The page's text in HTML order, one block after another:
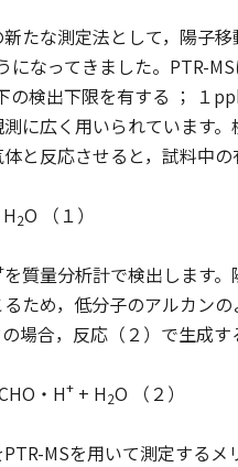
たな測定法として，陽子
になってきました。PTR-
の検出下限を有する ； １
に広く用いられています
と反応させると，試料中
2O （１）
を質量分析計で検出します
ため，低分子のアルカン
場合，反応（２）で生成す
・H+ + H2O （２）
MSを用いて測定する